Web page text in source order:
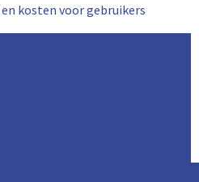
kosten voor gebruikers